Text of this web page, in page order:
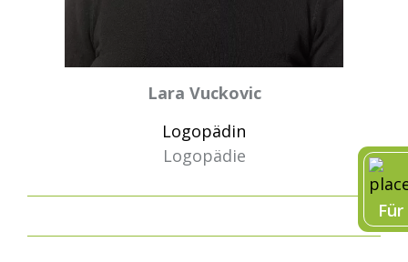
Lara Vuckovic
Logopädin
Logopädie